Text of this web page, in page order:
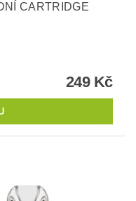
CARTRIDGE
249 Kč